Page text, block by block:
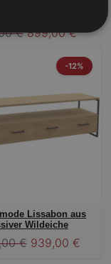
€ 899,00 €
-12%
Lissabon aus
Wildeiche
€ 939,00 €